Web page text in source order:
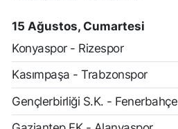
15 Ağustos, Cumartesi
Konyaspor - Rizespor
Kasımpaşa - Trabzonspor
Gençlerbirliği S.K. - Fenerbahçe